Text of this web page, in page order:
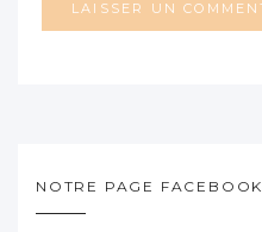
NOTRE PAGE FACEBOOK